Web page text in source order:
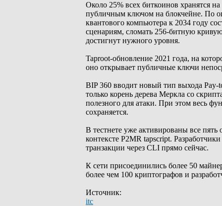
Около 25% всех биткоинов хранятся
публичным ключом на блокчейне. По
квантового компьютера к 2034 году
сценариям, сломать 256-битную
достигнут нужного уровня.
Taproot-обновление 2021 года, на
оно открывает публичные ключи
BIP 360 вводит новый тип выхода Pay-
только корень дерева Меркла со
полезного для атаки. При этом весь
сохраняется.
В тестнете уже активированы все
контексте P2MR tapscript.
транзакции через CLI прямо сейчас.
К сети присоединились более 50
более чем 100 криптографов и
Источник:
itc